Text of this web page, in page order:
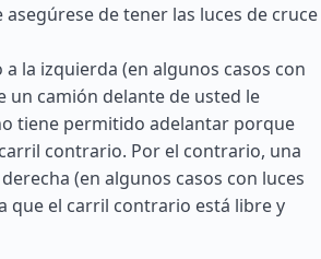
de tener las luces de cruce
a la izquierda (en algunos casos con
un camión delante de usted le
tiene permitido adelantar porque
contrario. Por el contrario, una
(en algunos casos con luces
que el carril contrario está libre y